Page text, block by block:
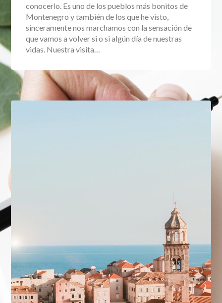
conocerlo. Es uno de los pueblos más bonitos de
Montenegro y también de los que he visto,
sinceramente nos marchamos con la sensación de
que vamos a volver si o si algún día de nuestras
vidas. Nuestra visita…